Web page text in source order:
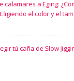
calamares a Eging:
el color y el
tú caña de Slow